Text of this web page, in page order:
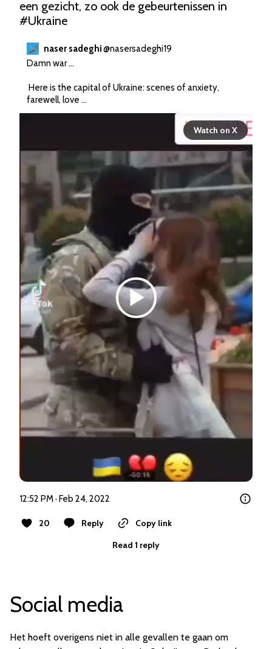
#Ukraine
naser sadeghi@nasersadeghi19
Damn war ...
farewell, love ...
Watch on X
12:52 PM · Feb 24, 2022
20 Reply
Copy link
Read 1 reply
Social media
Het hoeft overigens niet in alle gevallen te gaan om